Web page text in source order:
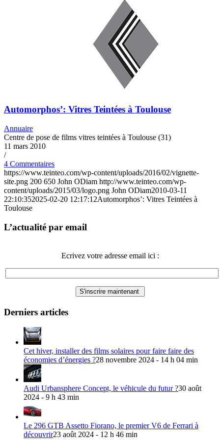
Automorphos’: Vitres Teintées à Toulouse
Annuaire
Centre de pose de films vitres teintées à Toulouse (31)
11 mars 2010
/
4 Commentaires
https://www.teinteo.com/wp-content/uploads/2016/02/vignette-
site.png 200 650 John ODiam http://www.teinteo.com/wp-
content/uploads/2015/03/logo.png John ODiam2010-03-11
22:10:352025-02-20 12:17:12Automorphos’: Vitres Teintées à
Toulouse
L’actualité par email
Ecrivez votre adresse email ici :
Derniers articles
Cet hiver, installer des films solaires pour faire faire des
économies d’énergies ?28 novembre 2024 - 14 h 04 min
Audi Urbansphere Concept, le véhicule du futur ?30 août
2024 - 9 h 43 min
Le 296 GTB Assetto Fiorano, le premier V6 de Ferrari à
découvrir23 août 2024 - 12 h 46 min